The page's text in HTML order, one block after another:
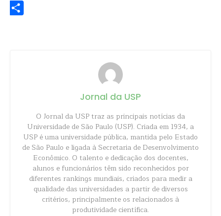
Jornal da USP
O Jornal da USP traz as principais notícias da
Universidade de São Paulo (USP). Criada em 1934, a
USP é uma universidade pública, mantida pelo Estado
de São Paulo e ligada à Secretaria de Desenvolvimento
Econômico. O talento e dedicação dos docentes,
alunos e funcionários têm sido reconhecidos por
diferentes rankings mundiais, criados para medir a
qualidade das universidades a partir de diversos
critérios, principalmente os relacionados à
produtividade científica.